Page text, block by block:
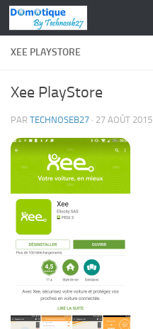
Skip to content
XEE PLAYSTORE
Xee PlayStore
PAR TECHNOSEB27 · 27 AOÛT 2015